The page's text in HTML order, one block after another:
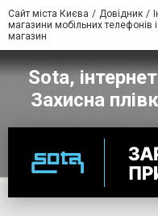
Сайт міста Києва Довідник
магазини мобільних телефонів
магазин
Sota,
Захисна